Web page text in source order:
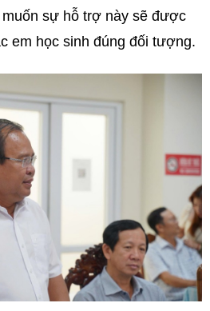
sự hỗ trợ này sẽ được
em học sinh đúng đối tượng.